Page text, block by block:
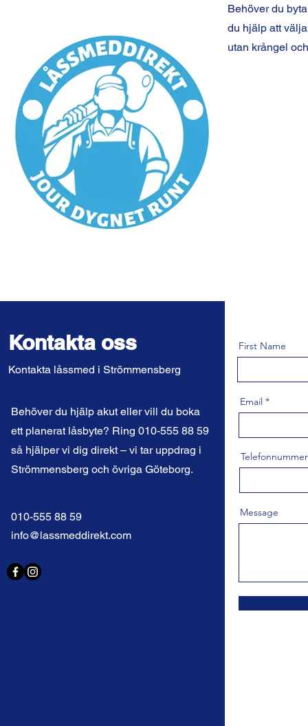
Behöver du
du hjälp att
utan krångel
Kontakta oss
Kontakta låssmed i Strömmensberg
Behöver du hjälp akut eller vill du boka
ett planerat låsbyte? Ring 010-555 88 59
så hjälper vi dig direkt – vi tar uppdrag i
Strömmensberg och övriga Göteborg.
010-555 88 59
info@lassmeddirekt.com
First Name
Email
Telefonnummer
Message